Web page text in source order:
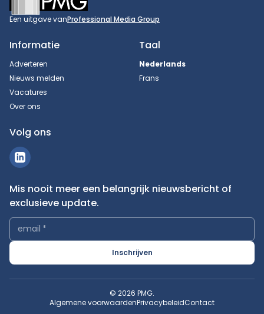
Een uitgave vanProfessional Media Group
Informatie
Adverteren
Nieuws melden
Vacatures
Over ons
Taal
Nederlands
Frans
Volg ons
Mis nooit meer een belangrijk nieuwsbericht of
exclusieve update.
email *
Inschrijven
© 2026 PMG.
Algemene voorwaardenPrivacybeleidContact